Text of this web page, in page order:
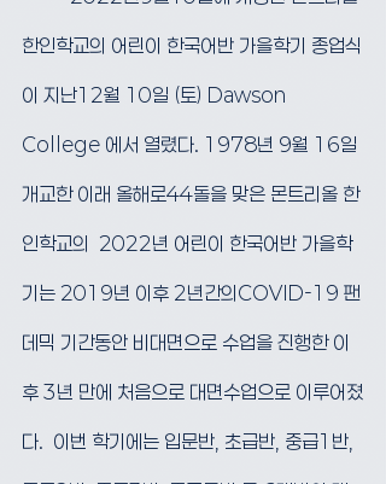
한인학교의 어린이 한국어반 가을학기 종업식
이 지난12월 10일 (토) Dawson
College 에서 열렸다. 1978년 9월 16일
개교한 이래 올해로44돌을 맞은 몬트리올 한
인학교의  2022년 어린이 한국어반 가을학
기는 2019년 이후 2년간의COVID-19 팬
데믹 기간동안 비대면으로 수업을 진행한 이
후 3년 만에 처음으로 대면수업으로 이루어졌
다.  이번 학기에는 입문반, 초급반, 중급1반,